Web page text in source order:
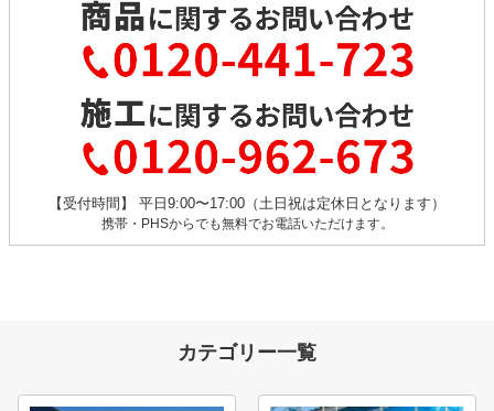
【受付時間】 平日9:00〜17:00（土日祝は定休日となります）
携帯・PHSからでも無料でお電話いただけます。
カテゴリー一覧